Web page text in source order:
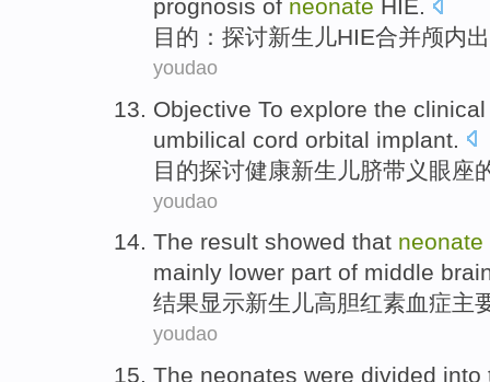
prognosis of neonate HIE.
目的 ： 探讨新生儿HIE合并颅内
youdao
Objective To explore the clinical
umbilical cord orbital implant
目的探讨健康新生儿脐带 义眼座
youdao
The result showed that neonate
mainly lower part of middle
结果显示新生儿高胆红素血症主
youdao
The neonates were divided into